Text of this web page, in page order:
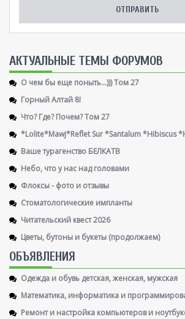
AКТУАЛЬНЫЕ ТЕМЫ ФОРУМОВ
О чем бы еще поныть...))) Том 27
Горный Алтай 8!
Что? Где? Почем? Том 27
*Lolite*Mawj*Reflet Sur *Santalum *Hibiscus
Ваше турагенство БЕЛКАТВ
Небо, что у нас над головами
Флоксы - фото и отзывы
Стоматологические импланты
Читательский квест 2026
Цветы, бутоны и букеты (продолжаем)
ОБЪЯВЛЕНИЯ
Одежда и обувь детская, женская, мужская
Математика, информатика и
Ремонт и настройка компьютеров и